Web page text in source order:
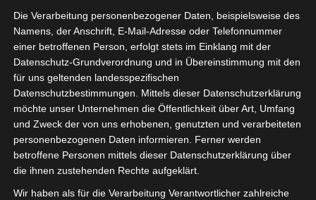
Google Adsenseist deaktiviert. ✓ Erlauben Datenschutzbedingungen
Sie befinden sich hier:Startseite»News»Fußball»
Welt» Weltmeisterschaft 2026: Nominierte Spieler für
Tunesien
Die Verarbeitung personenbezogener Daten, beispielsweise des
Namens, der Anschrift, E-Mail-Adresse oder Telefonnummer
einer betroffenen Person, erfolgt stets im Einklang mit der
Datenschutz-Grundverordnung und in Übereinstimmung mit den
für uns geltenden landesspezifischen
Datenschutzbestimmungen. Mittels dieser Datenschutzerklärung
möchte unser Unternehmen die Öffentlichkeit über Art, Umfang
und Zweck der von uns erhobenen, genutzten und verarbeiteten
personenbezogenen Daten informieren. Ferner werden
betroffene Personen mittels dieser Datenschutzerklärung über
die ihnen zustehenden Rechte aufgeklärt.
Wir haben als für die Verarbeitung Verantwortlicher zahlreiche